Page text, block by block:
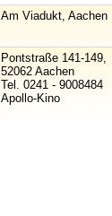
Am Viadukt, Aachen
Pontstraße 141-149,
52062 Aachen
Tel. 0241 - 9008484
Apollo-Kino